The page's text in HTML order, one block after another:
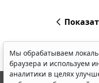
Мы обрабатываем
браузера и используем
аналитики в целях